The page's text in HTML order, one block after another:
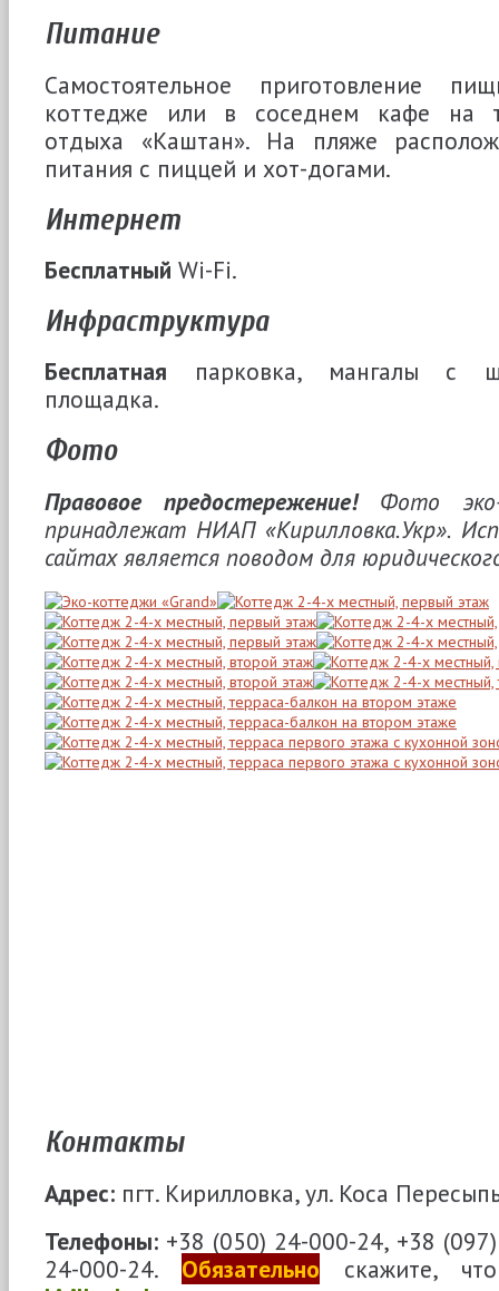
Питание
Самостоятельное приготовление
коттедже или в соседнем кафе на
отдыха «Каштан». На пляже
питания с пиццей и хот-догами.
Интернет
Бесплатный Wi-Fi.
Инфраструктура
Бесплатная парковка, мангалы с
площадка.
Фото
Правовое предостережение!Фото эко-
принадлежат НИАП «Кирилловка.Укр».
сайтах является поводом для
Контакты
Адрес: пгт. Кирилловка, ул. Коса
Телефоны: +38 (050) 24-000-24, +38
24-000-24. Обязательно скажите,